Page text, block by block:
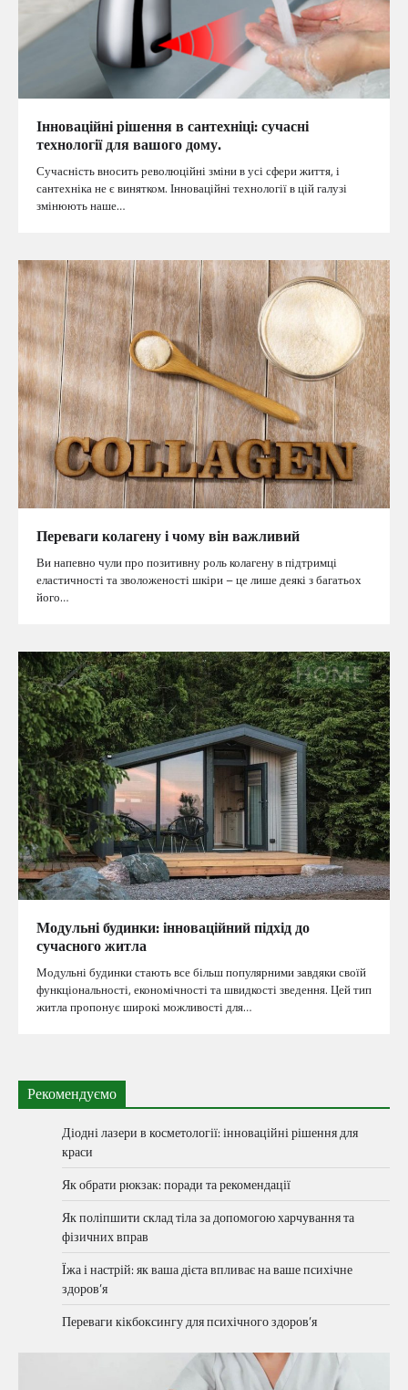
Інноваційні рішення в сантехніці: сучасні
технології для вашого дому.
Сучасність вносить революційні зміни в усі сфери життя, і
сантехніка не є винятком. Інноваційні технології в цій галузі
змінюють наше…
Переваги колагену і чому він важливий
Ви напевно чули про позитивну роль колагену в підтримці
еластичності та зволоженості шкіри – це лише деякі з багатьох
його…
Модульні будинки: інноваційний підхід до
сучасного житла
Модульні будинки стають все більш популярними завдяки своїй
функціональності, економічності та швидкості зведення. Цей тип
житла пропонує широкі можливості для…
Рекомендуємо
Діодні лазери в косметології: інноваційні рішення для
краси
Як обрати рюкзак: поради та рекомендації
Як поліпшити склад тіла за допомогою харчування та
фізичних вправ
Їжа і настрій: як ваша дієта впливає на ваше психічне
здоров’я
Переваги кікбоксингу для психічного здоров’я